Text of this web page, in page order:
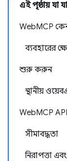
এই পৃষ্ঠায় যা
WebMCP
ব্যবহারের
শুরু করুন
স্থানীয়
WebMCP
সীমাবদ্ধতা
নিরাপত্তা